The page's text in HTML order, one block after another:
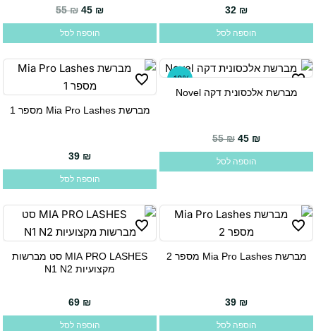
32 ₪
הוספה לסל
55₪ 45 ₪
הוספה לסל
-18%
מברשת אלכסונית דקה Novel
55₪ 45 ₪
הוספה לסל
מברשת Mia Pro Lashes מספר ‎1
39 ₪
הוספה לסל
מברשת Mia Pro Lashes מספר ‎2
39 ₪
הוספה לסל
MIA PRO LASHES סט מברשות
מקצועיות N1 N2
69 ₪
הוספה לסל